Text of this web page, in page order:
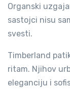
Organski
sastojci nisu
svesti.
Timberland
ritam. Njihov
eleganciju i